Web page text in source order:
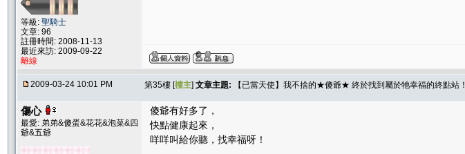
等級: 聖騎士
文章: 96
註冊時間: 2008-11-13
最近來訪: 2009-09-22
離線
2009-03-24 10:01 PM 第35樓 [樓主] 文章主題: 【已當天使】我不捨的★傻爺★ 終於找到屬於牠幸福的終點站！
傷心
最愛: 弟弟&傻蛋&花花&泡菜&四
爺&五爺
傻爺有好多了，
快點健康起來，
咩咩叫給你聽，找幸福呀！